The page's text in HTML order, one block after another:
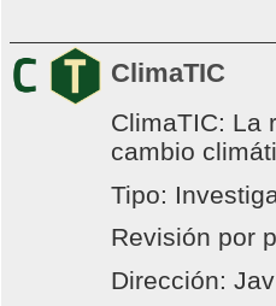
ClimaTIC
ClimaTIC: La
cambio
Tipo:
Revisión por
Dirección: